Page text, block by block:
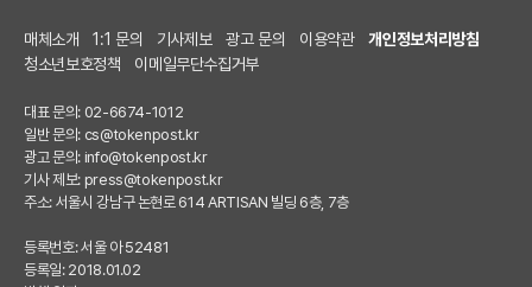
매체소개 1:1 문의 기사제보 광고 문의 이용약관
개인정보처리방침
청소년보호정책
이메일무단수집거부
대표 문의: 02-6674-1012
일반 문의: cs@tokenpost.kr
광고 문의: info@tokenpost.kr
기사 제보: press@tokenpost.kr
주소: 서울시 강남구 논현로 614 ARTISAN 빌딩 6층, 7층
등록번호: 서울 아 52481
등록일: 2018.01.02